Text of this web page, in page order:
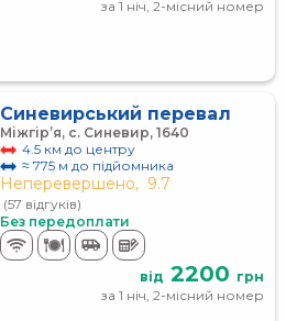
за 1 ніч, 2-місний номер
Синевирський перевал
Міжгір’я, с. Синевир, 1640
4.5 км до центру
≈ 775 м до підйомника
Неперевершено, 9.7
(57 відгуків)
Без передоплати
від 2200 грн
за 1 ніч, 2-місний номер